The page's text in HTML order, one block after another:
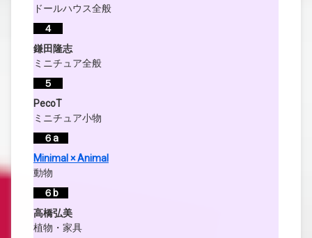
ドールハウス全般
４
鎌田隆志
ミニチュア全般
５
PecoT
ミニチュア小物
６a
Minimal × Animal
動物
６b
高橋弘美
植物・家具